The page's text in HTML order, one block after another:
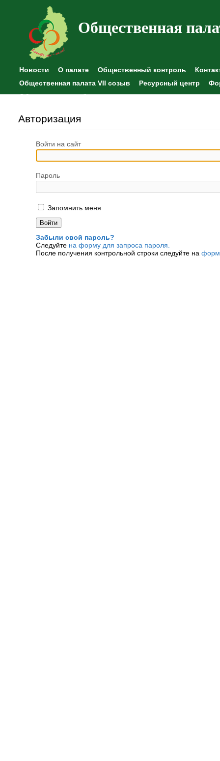
Общественная
Новости О палате Общественный контроль
Общественная палата VII созыв
Ресурсный центр
Общественные наблюдения
Авторизация
Войти на сайт
Пароль
Запомнить меня
Забыли свой пароль?
Следуйте на форму для запроса пароля.
После получения контрольной строки следуйте на